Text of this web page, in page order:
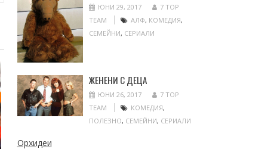
ЮНИ 29, 2017
7 TOP
TEAM
АЛФ, КОМЕДИЯ,
СЕМЕЙНИ, СЕРИАЛИ
ЖЕНЕНИ С ДЕЦА
ЮНИ 26, 2017
7 TOP
TEAM
КОМЕДИЯ,
ПОЛЕЗНО, СЕМЕЙНИ, СЕРИАЛИ
Орхидеи